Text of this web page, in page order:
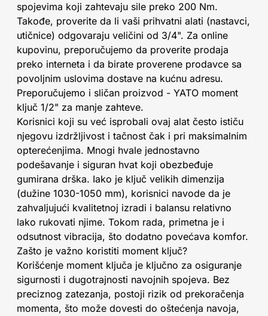
spojevima koji zahtevaju sile preko 200 Nm.
Takođe, proverite da li vaši prihvatni alati (nastavci,
utičnice) odgovaraju veličini od 3/4". Za online
kupovinu, preporučujemo da proverite prodaja
preko interneta i da birate proverene prodavce sa
povoljnim uslovima dostave na kućnu adresu.
Preporučujemo i sličan proizvod - YATO moment
ključ 1/2" za manje zahteve.
Korisnici koji su već isprobali ovaj alat često ističu
njegovu izdržljivost i tačnost čak i pri maksimalnim
opterećenjima. Mnogi hvale jednostavno
podešavanje i siguran hvat koji obezbeđuje
gumirana drška. Iako je ključ velikih dimenzija
(dužine 1030-1050 mm), korisnici navode da je
zahvaljujući kvalitetnoj izradi i balansu relativno
lako rukovati njime. Tokom rada, primetna je i
odsutnost vibracija, što dodatno povećava komfor.
Zašto je važno koristiti moment ključ?
Korišćenje moment ključa je ključno za osiguranje
sigurnosti i dugotrajnosti navojnih spojeva. Bez
preciznog zatezanja, postoji rizik od prekoračenja
momenta, što može dovesti do oštećenja navoja,